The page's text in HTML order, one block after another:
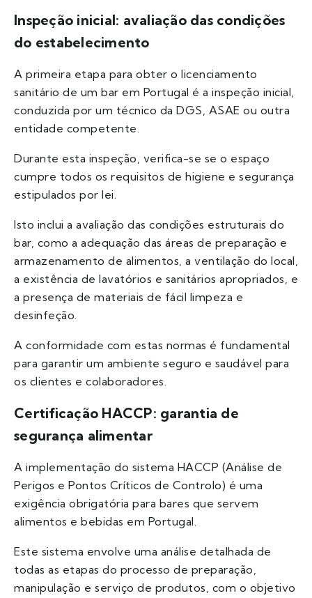
Inspeção inicial: avaliação das condições
do estabelecimento
A primeira etapa para obter o licenciamento
sanitário de um bar em Portugal é a inspeção inicial,
conduzida por um técnico da DGS, ASAE ou outra
entidade competente.
Durante esta inspeção, verifica-se se o espaço
cumpre todos os requisitos de higiene e segurança
estipulados por lei.
Isto inclui a avaliação das condições estruturais do
bar, como a adequação das áreas de preparação e
armazenamento de alimentos, a ventilação do local,
a existência de lavatórios e sanitários apropriados, e
a presença de materiais de fácil limpeza e
desinfeção.
A conformidade com estas normas é fundamental
para garantir um ambiente seguro e saudável para
os clientes e colaboradores.
Certificação HACCP: garantia de
segurança alimentar
A implementação do sistema HACCP (Análise de
Perigos e Pontos Críticos de Controlo) é uma
exigência obrigatória para bares que servem
alimentos e bebidas em Portugal.
Este sistema envolve uma análise detalhada de
todas as etapas do processo de preparação,
manipulação e serviço de produtos, com o objetivo